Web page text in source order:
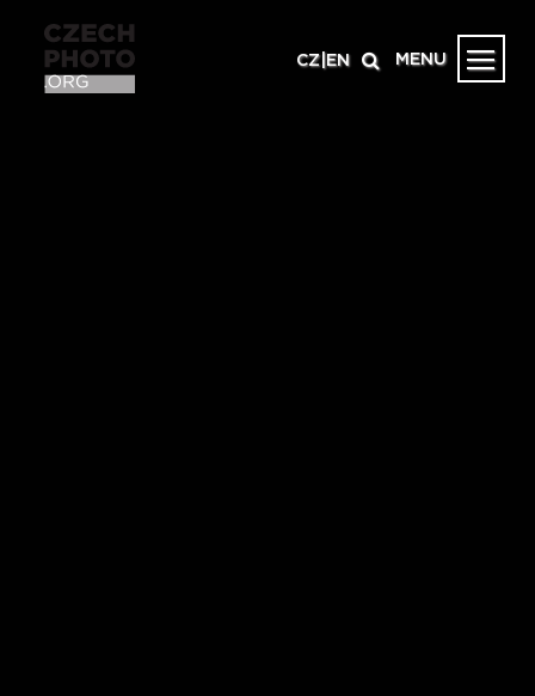
CZ| EN MENU